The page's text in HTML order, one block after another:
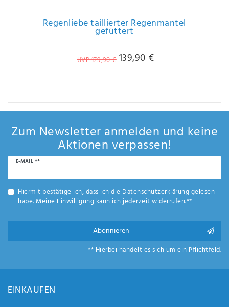
Regenliebe taillierter Regenmantel
gefüttert
UVP 179,90 € 139,90 €
Zum Newsletter anmelden und keine
Aktionen verpassen!
E-MAIL **
Newsletter
Hiermit bestätige ich, dass ich die Daten­schutz­erklärunggelesen
habe. Meine Einwilligung kann ich jederzeit widerrufen.**
Abonnieren
** Hierbei handelt es sich um ein Pflichtfeld.
EINKAUFEN